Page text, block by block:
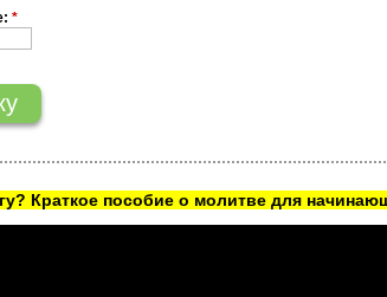
*
Краткое пособие о молитве для